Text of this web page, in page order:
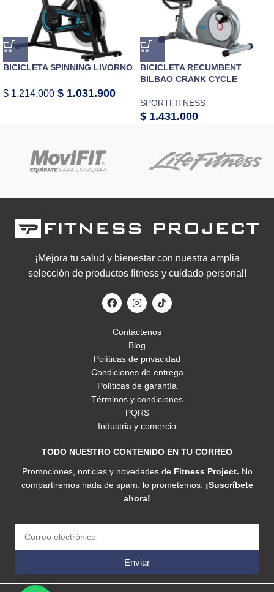
BICICLETA SPINNING LIVORNO
$1.214.000 $ 1.031.900
BICICLETA RECUMBENT
BILBAO CRANK CYCLE
SPORTFITNESS
$ 1.431.000
¡Mejora tu salud y bienestar con nuestra amplia
selección de productos fitness y cuidado personal!
Contáctenos
Blog
Políticas de privacidad
Condiciones de entrega
Políticas de garantía
Términos y condiciones
PQRS
Industria y comercio
TODO NUESTRO CONTENIDO EN TU CORREO
Promociones, noticias y novedades de Fitness Project. No
compartiremos nada de spam, lo prometemos. ¡Suscríbete
ahora!
Enviar